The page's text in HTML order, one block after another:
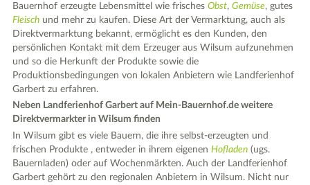
Bauernhof erzeugte Lebensmittel wie frischesObst,Gemüse, gutes
Fleisch und mehr zu kaufen. Diese Art der Vermarktung, auch als
Direktvermarktung bekannt, ermöglicht es den Kunden, den
persönlichen Kontakt mit dem Erzeuger aus Wilsum aufzunehmen
und so die Herkunft der Produkte sowie die
Produktionsbedingungen von lokalen Anbietern wie Landferienhof
Garbert zu erfahren.
Neben Landferienhof Garbert auf Mein-Bauernhof.de weitere
Direktvermarkter in Wilsum finden
In Wilsum gibt es viele Bauern, die ihre selbst-erzeugten und
frischen Produkte , entweder in ihrem eigenenHofladen (ugs.
Bauernladen) oder auf Wochenmärkten. Auch der Landferienhof
Garbert gehört zu den regionalen Anbietern in Wilsum. Nicht nur